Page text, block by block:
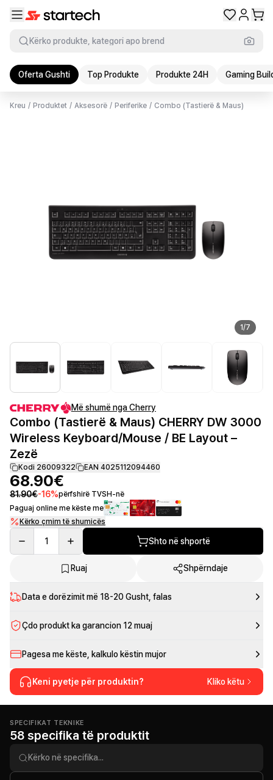
Kërko produkte, kategori apo brend
Oferta Gushti Top Produkte Produkte 24H Gaming
Kreu / Produktet / Aksesorë / Periferike / Combo (Tastierë & Maus)
1/7
Më shumë nga Cherry
Combo (Tastierë & Maus) CHERRY DW 3000
Wireless Keyboard/Mouse / BE Layout –
Zezë
Kodi 26009322 EAN 4025112094460
68.90€
81.90€-16%përfshirë TVSH-në
Paguaj online me këste me
Kërko çmim të shumicës
1 Shto në shportë
Ruaj Shpërndaje
Data e dorëzimit më 18-20 Gusht , falas
Çdo produkt ka garancion 12 muaj
Pagesa me këste, kalkulo këstin mujor
Keni pyetje për produktin? Kliko këtu
SPECIFIKAT TEKNIKE
58 specifika të produktit